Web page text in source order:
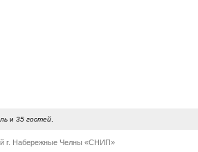
и 35 гостей.
г. Набережные Челны «СНИП»